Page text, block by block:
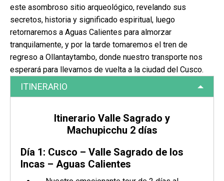
este asombroso sitio arqueológico, revelando sus
secretos, historia y significado espiritual, luego
retornaremos a Aguas Calientes para almorzar
tranquilamente, y por la tarde tomaremos el tren de
regreso a Ollantaytambo, donde nuestro transporte nos
esperará para llevarnos de vuelta a la ciudad del Cusco.
ITINERARIO
Itinerario Valle Sagrado y
Machupicchu 2 días
Día 1: Cusco – Valle Sagrado de los
Incas – Aguas Calientes